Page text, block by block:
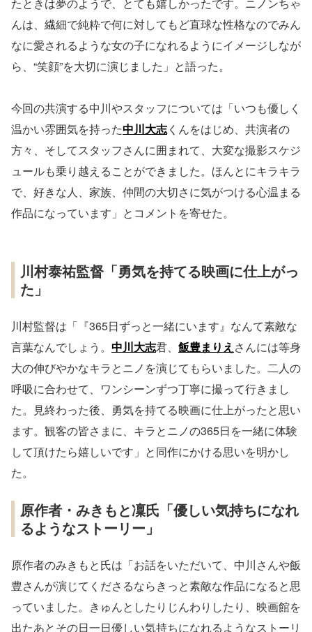
んは、繊細で純粋で何に対してもど直球な性格なのでみん
なに愛されるような女の子になれるようにイメージしなが
ら、“笑顔”を大切に演じました」と語った。
今回の共演する中川やスタッフについては「いつも優しく
温かい雰囲気を持った中川大志くんをはじめ、共演者の
方々、そしてスタッフさんに囲まれて、大変な撮影スケジ
ュールも乗り越えることができました。ほんとにキラキラ
で、好きな人、家族、仲間の大切さに気がつける心温まる
作品になっています」とコメントを寄せた。
川村泰祐監督「勇気を持てる映画に仕上がっ
た」
川村監督は「『365日ずっと一緒にいます』なんて素敵な
言葉なんでしょう。 中川大志君、 飯豊まりえ さんには等身
大の伸びやかなキラとニノを演じてもらいました。二人の
呼吸に合わせて、ワンシーンずつ丁寧に撮って行きまし
た。見終わった後、勇気を持てる映画に仕上がったと思い
ます。観客の皆さまに、キラとニノの365日を一緒に体験
して頂けたら嬉しいです」と同作にかける思いを明かし
た。
原作者・みきもと凜氏「優しい気持ちになれ
るようなストーリー」
原作者のみきもと氏は「お話をいただいて、中川さんや飯
豊さんが演じてくださるならきっと素敵な作品になると思
っていました。きゅんとしたりじんわりしたり、映画館を
出たあとその日一日優しい気持ちになれるようなストーリ